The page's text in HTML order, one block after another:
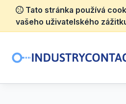
Tato stránka používá
vašeho uživatelského